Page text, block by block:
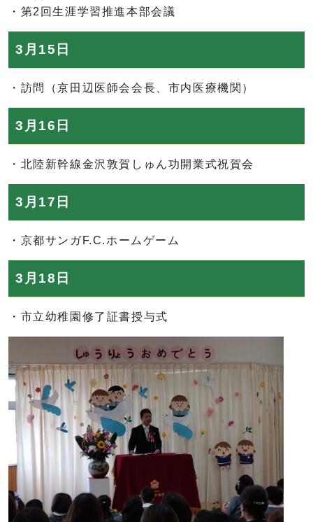
・第2回生涯学習推進本部会議
3月15日
・訪問（京田辺医師会会長、市内医療機関）
3月16日
・北陸新幹線金沢敦賀しゅん功開業式祝賀会
3月17日
・京都サンガF.C.ホームゲーム
3月18日
・市立幼稚園修了証書授与式